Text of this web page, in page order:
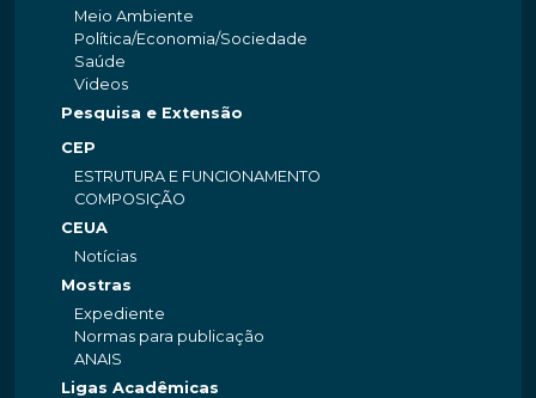
Meio Ambiente
Política/Economia/Sociedade
Saúde
Videos
Pesquisa e Extensão
CEP
ESTRUTURA E FUNCIONAMENTO
COMPOSIÇÃO
CEUA
Notícias
Mostras
Expediente
Normas para publicação
ANAIS
Ligas Acadêmicas